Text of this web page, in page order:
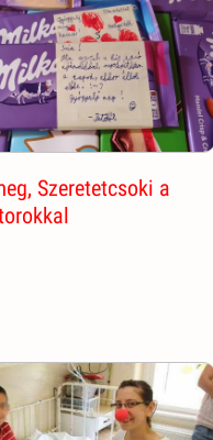
Szeretetcsoki a